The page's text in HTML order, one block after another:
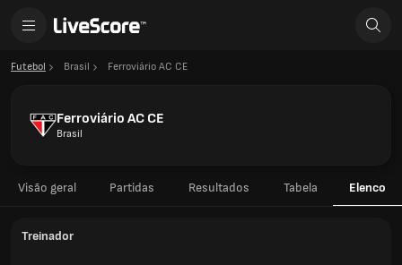
Futebol Brasil Ferroviário AC CE
Ferroviário AC CE
Brasil
Visão geral Partidas Resultados Tabela Elenco
Treinador